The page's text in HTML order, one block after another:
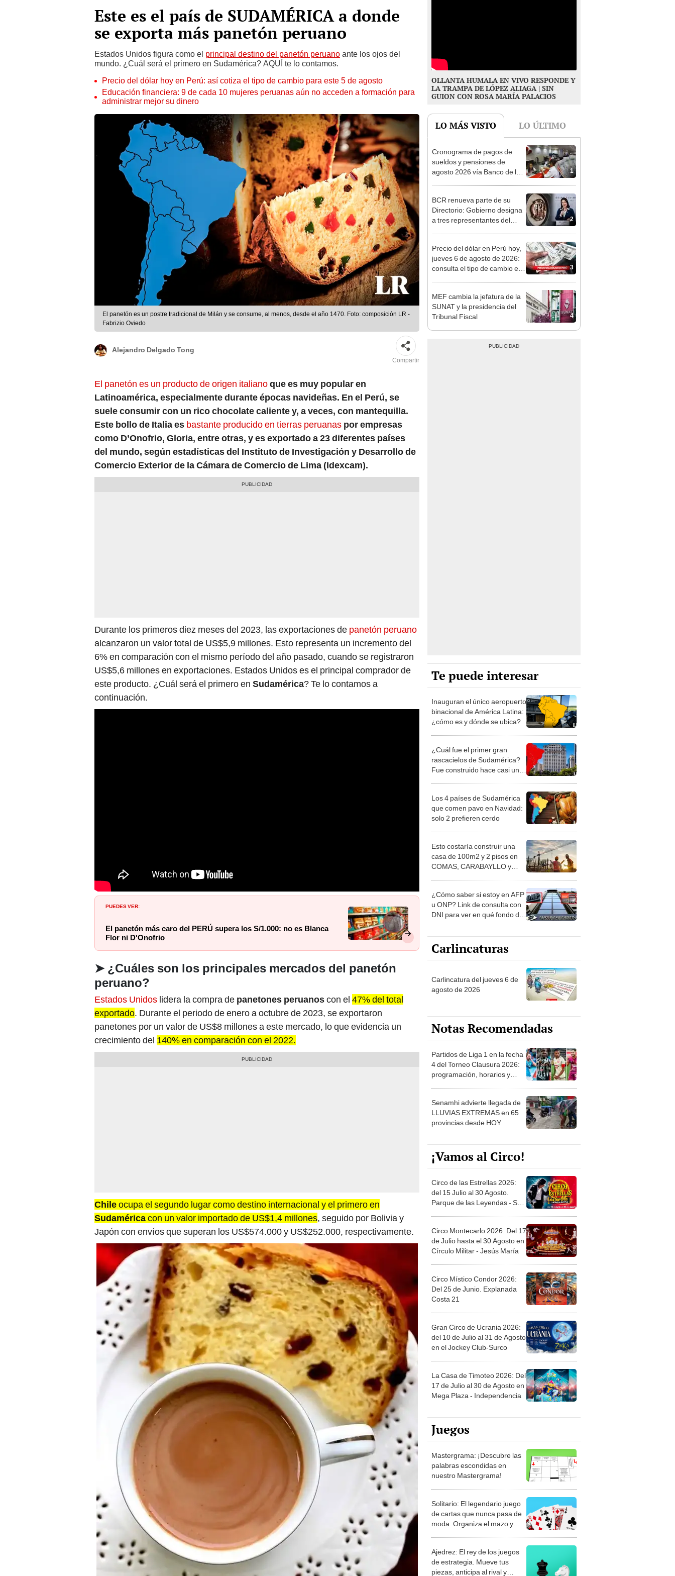
Este es el país de SUDAMÉRICA a donde
se exporta más panetón peruano
Estados Unidos figura como el principal destino del panetón peruano ante los ojos del
mundo. ¿Cuál será el primero en Sudamérica? AQUÍ te lo contamos.
Precio del dólar hoy en Perú: así cotiza el tipo de cambio para este 5 de agosto
Educación financiera: 9 de cada 10 mujeres peruanas aún no acceden a formación para
administrar mejor su dinero
El panetón es un postre tradicional de Milán y se consume, al menos, desde el año 1470. Foto: composición LR -
Fabrizio Oviedo
Alejandro Delgado Tong
Compartir
El panetón es un producto de origen italianoque es muy popular en
Latinoamérica, especialmente durante épocas navideñas. En el Perú, se
suele consumir con un rico chocolate caliente y, a veces, con mantequilla.
Este bollo de Italia es bastante producido en tierras peruanas por empresas
como D’Onofrio, Gloria, entre otras, y es exportado a 23 diferentes países
del mundo, según estadísticas del Instituto de Investigación y Desarrollo de
Comercio Exterior de la Cámara de Comercio de Lima (Idexcam).
Durante los primeros diez meses del 2023, las exportaciones de panetón peruano
alcanzaron un valor total de US$5,9 millones. Esto representa un incremento del
6% en comparación con el mismo período del año pasado, cuando se registraron
US$5,6 millones en exportaciones. Estados Unidos es el principal comprador de
este producto. ¿Cuál será el primero en Sudamérica? Te lo contamos a
continuación.
PUEDES VER:
El panetón más caro del PERÚ supera los S/1.000: no es Blanca
Flor ni D'Onofrio
➤ ¿Cuáles son los principales mercados del panetón
peruano?
Estados Unidos lidera la compra de panetones peruanoscon el 47% del total
exportado. Durante el periodo de enero a octubre de 2023, se exportaron
panetones por un valor de US$8 millones a este mercado, lo que evidencia un
crecimiento del 140% en comparación con el 2022.
Chileocupa el segundo lugar como destino internacional y el primero en
Sudaméricacon un valor importado de US$1,4 millones, seguido por Bolivia y
Japón con envíos que superan los US$574.000 y US$252.000, respectivamente.
OLLANTA HUMALA EN VIVO RESPONDE Y
LA TRAMPA DE LÓPEZ ALIAGA | SIN
GUION CON ROSA MARÍA PALACIOS
LO MÁS VISTO LO ÚLTIMO
1
Cronograma de pagos de
sueldos y pensiones de
agosto 2026 vía Banco de la
2
BCR renueva parte de su
Directorio: Gobierno designa
a tres representantes del
3
Precio del dólar en Perú hoy,
jueves 6 de agosto de 2026:
consulta el tipo de cambio en
4
MEF cambia la jefatura de la
SUNAT y la presidencia del
Tribunal Fiscal
Te puede interesar
Inauguran el único aeropuerto
binacional de América Latina:
¿cómo es y dónde se ubica?
¿Cuál fue el primer gran
rascacielos de Sudamérica?
Fue construido hace casi un
Los 4 países de Sudamérica
que comen pavo en Navidad:
solo 2 prefieren cerdo
Esto costaría construir una
casa de 100m2 y 2 pisos en
COMAS, CARABAYLLO y
¿Cómo saber si estoy en AFP
u ONP? Link de consulta con
DNI para ver en qué fondo de
Carlincaturas
Carlincatura del jueves 6 de
agosto de 2026
Notas Recomendadas
Partidos de Liga 1 en la fecha
4 del Torneo Clausura 2026:
programación, horarios y
Senamhi advierte llegada de
LLUVIAS EXTREMAS en 65
provincias desde HOY
¡Vamos al Circo!
Circo de las Estrellas 2026:
del 15 Julio al 30 Agosto.
Parque de las Leyendas - San
Circo Montecarlo 2026: Del 17
de Julio hasta el 30 Agosto en
Círculo Militar - Jesús María
Circo Místico Condor 2026:
Del 25 de Junio. Explanada
Costa 21
Gran Circo de Ucrania 2026:
del 10 de Julio al 31 de Agosto
en el Jockey Club-Surco
La Casa de Timoteo 2026: Del
17 de Julio al 30 de Agosto en
Mega Plaza - Independencia
Juegos
Mastergrama: ¡Descubre las
palabras escondidas en
nuestro Mastergrama!
Solitario: El legendario juego
de cartas que nunca pasa de
moda. Organiza el mazo y
Ajedrez: El rey de los juegos
de estrategia. Mueve tus
piezas, anticipa al rival y